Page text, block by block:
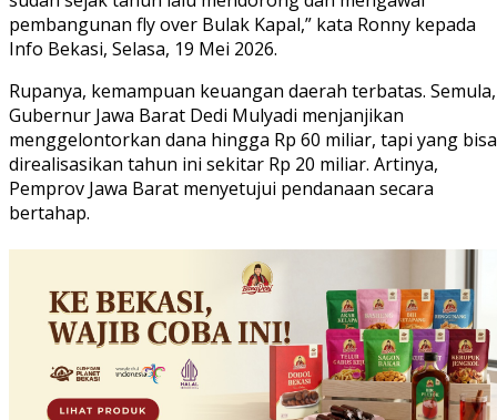
pembangunan fly over Bulak Kapal,” kata Ronny kepada
Info Bekasi, Selasa, 19 Mei 2026.
Rupanya, kemampuan keuangan daerah terbatas. Semula,
Gubernur Jawa Barat Dedi Mulyadi menjanjikan
menggelontorkan dana hingga Rp 60 miliar, tapi yang bisa
direalisasikan tahun ini sekitar Rp 20 miliar. Artinya,
Pemprov Jawa Barat menyetujui pendanaan secara
bertahap.